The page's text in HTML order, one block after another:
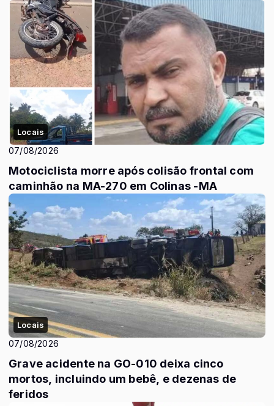
Locais
07/08/2026
Motociclista morre após colisão frontal com
caminhão na MA-270 em Colinas -MA
Locais
07/08/2026
Grave acidente na GO-010 deixa cinco
mortos, incluindo um bebê, e dezenas de
feridos